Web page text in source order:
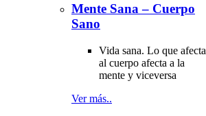
Mente Sana – Cuerpo
Sano
Vida sana. Lo que afecta
al cuerpo afecta a la
mente y viceversa
Ver más..